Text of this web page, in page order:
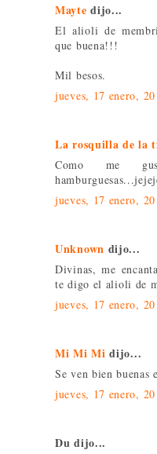
Mayte dijo...
El alioli de
que buena!!!
Mil besos.
jueves, 17 enero,
La rosquilla de la
Como me
jueves, 17 enero,
Unknown dijo...
Divinas, me
te digo el alioli de
jueves, 17 enero,
Mi Mi Mi dijo...
Se ven bien buenas
jueves, 17 enero,
Du dijo...